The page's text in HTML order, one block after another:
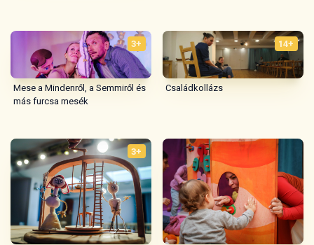
3+
Mese a Mindenről, a Semmiről és
más furcsa mesék
14+
Családkollázs
3+